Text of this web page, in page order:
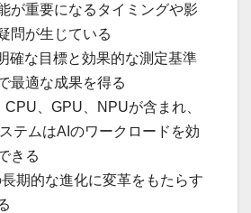
が重要になるタイミングや影
問が生じている
確な目標と効果的な測定基準
最適な成果を得る
、GPU、NPUが含まれ、
テムはAIのワークロードを効
きる
期的な進化に変革をもたらす